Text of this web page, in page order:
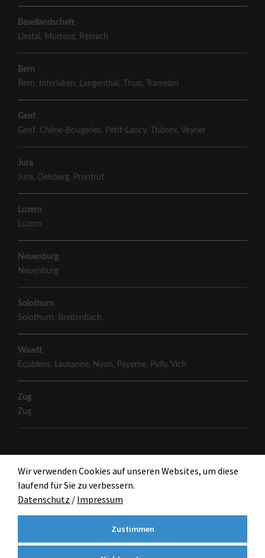
Basellandschaft
Liestal , Muttenz, Reinach
Bern
Bern, Interlaken, Langenthal , Thun, Tramelan
Genf
Genf, Chêne-Bougeries, Petit-Lancy, Thônex, Veyrier
Jura
Jura, Delsberg, Pruntrut
Luzern
Luzern
Neuenburg
Neuenburg
Solothurn
Solothurn, Breitenbach
Waadt
Ecublens, Lausanne, Nyon, Payerne, Pully, Vich
Zug
Zug
Wir verwenden Cookies auf unseren Websites, um diese
laufend für Sie zu verbessern.
Datenschutz / Impressum
Zustimmen